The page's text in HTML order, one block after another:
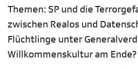
Themen: SP und die
zwischen Realos und
Flüchtlinge unter
Willkommenskultur am Ende?